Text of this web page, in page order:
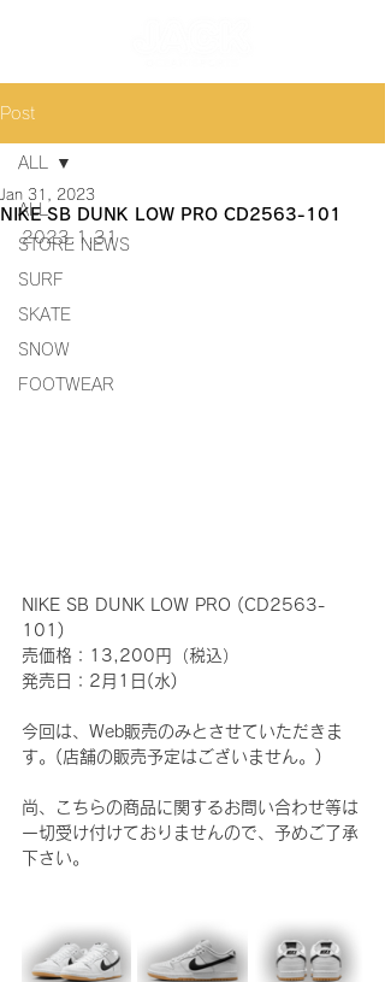
Post
ALL
STORE NEWS
SURF
SKATE
SNOW
FOOTWEAR
ALL
NIKE SB DUNK LOW PRO CD2563-101
Jan 31, 2023
2023.1.31
NIKE SB DUNK LOW PRO (CD2563-
101)
売価格：13,200円（税込）
発売日：2月1日(水)
今回は、Web販売のみとさせていただきま
す。(店舗の販売予定はございません。)
尚、こちらの商品に関するお問い合わせ等は
一切受け付けておりませんので、予めご了承
下さい。